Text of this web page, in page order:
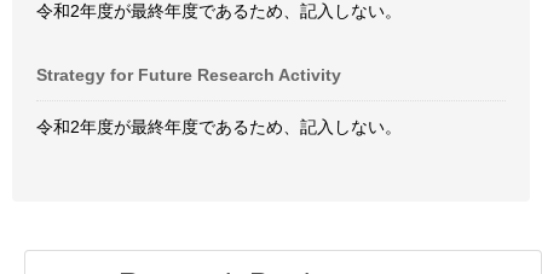
令和2年度が最終年度であるため、記入しない。
Strategy for Future Research Activity
令和2年度が最終年度であるため、記入しない。